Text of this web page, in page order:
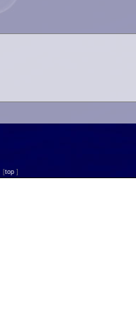
[top ]